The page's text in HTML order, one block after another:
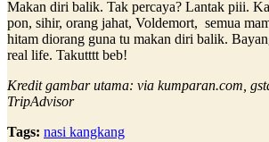
Makan diri balik. Tak percaya? Lantak piii.
pon, sihir, orang jahat, Voldemort, semua
hitam diorang guna tu makan diri balik.
real life. Takutttt beb!
Kredit gambar utama: via kumparan.com,
TripAdvisor
Tags: nasi kangkang